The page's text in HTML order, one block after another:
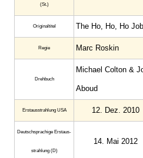
(St.)
Original­titel The Ho, Ho, Ho Job
Regie Marc Roskin
Drehbuch
Michael Colton &
Aboud
Erstaus­strahlung USA 12. Dez. 2010
Deutsch­sprachige Erstaus­
strahlung (D)
14. Mai 2012